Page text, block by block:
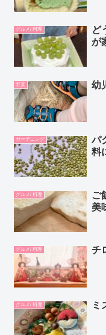
グルメ/ 料理
ど
が
野菜 幼
ガーデニング
パ
料
グルメ/ 料理
ご
美
グルメ/ 料理 チ
グルメ/ 料理 ミ